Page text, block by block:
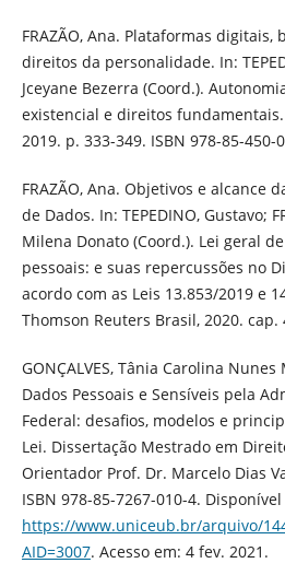
FRAZÃO, Ana. Plataformas digitais,
direitos da personalidade. In:
Jceyane Bezerra (Coord.).
existencial e direitos
2019. p. 333-349. ISBN 978-85-450-
FRAZÃO, Ana. Objetivos e alcance
de Dados. In: TEPEDINO, Gustavo;
Milena Donato (Coord.). Lei geral
pessoais: e suas repercussões no
acordo com as Leis 13.853/2019 e
Thomson Reuters Brasil, 2020. cap.
GONÇALVES, Tânia Carolina
Dados Pessoais e Sensíveis pela
Federal: desafios, modelos e
Lei. Dissertação Mestrado em
Orientador Prof. Dr. Marcelo Dias
ISBN 978-85-7267-010-4.
https://www.uniceub.br/arquivo/
AID=3007. Acesso em: 4 fev. 2021.